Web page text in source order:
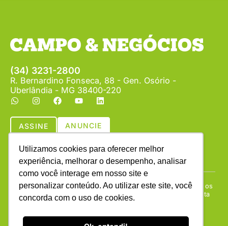
Utilizamos cookies para oferecer melhor
experiência, melhorar o desempenho, analisar
como você interage em nosso site e
personalizar conteúdo. Ao utilizar este site, você
concorda com o uso de cookies.
(34) 3231-2800
R. Bernardino Fonseca, 88 - Gen. Osório -
Uberlândia - MG 38400-220
ASSINE ANUNCIE
Copyright © (1990 - 2026) Revista Campo & Negócios. Todos os
direitos reservados. É proibida a reprodução do conteúdo desta
página em qualquer meio de comunicação, eletrônico ou